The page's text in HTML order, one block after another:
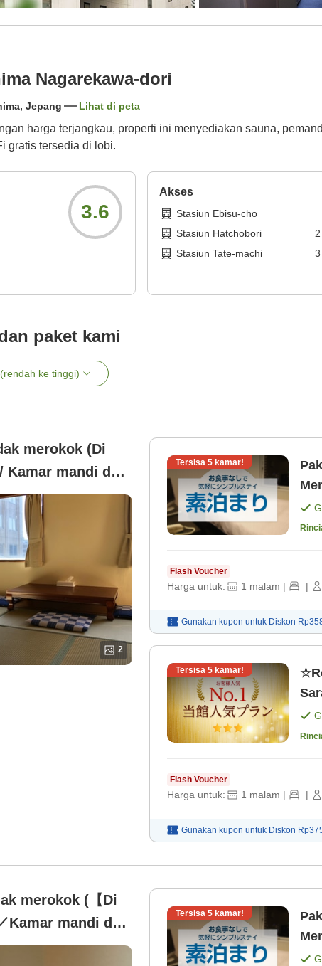
Nagarekawa-dori
Jepang Lihat di peta
harga terjangkau, properti ini menyediakan sauna,
gratis tersedia di lobi.
3.6
Akses
Stasiun Ebisu-cho
Stasiun Hatchobori
2
Stasiun Tate-machi
3
paket kami
ke tinggi)
merokok (Di
Kamar mandi dan
2
Tersisa 5 kamar!
Flash Voucher
Harga untuk: 1 malam | |
Gunakan kupon untuk Diskon
Tersisa 5 kamar!
Flash Voucher
Harga untuk: 1 malam | |
Gunakan kupon untuk Diskon
merokok (【Di
Kamar mandi dan
meter persegi])
Tersisa 5 kamar!